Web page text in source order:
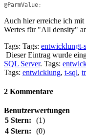
@ParmValue ;
Auch hier erreiche ich
Wertes für "All density"
Tags: Tags: entwicklungt-
Dieser Eintrag wurde
SQL Server. Tags:
Tags: entwicklung, t-sql,
2 Kommentare
Benutzerwertungen
5 Stern:
(1)
4 Stern:
(0)